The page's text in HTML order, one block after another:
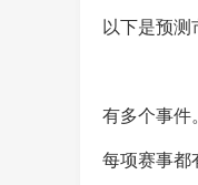
以下是预测
有多个事件。
每项赛事都